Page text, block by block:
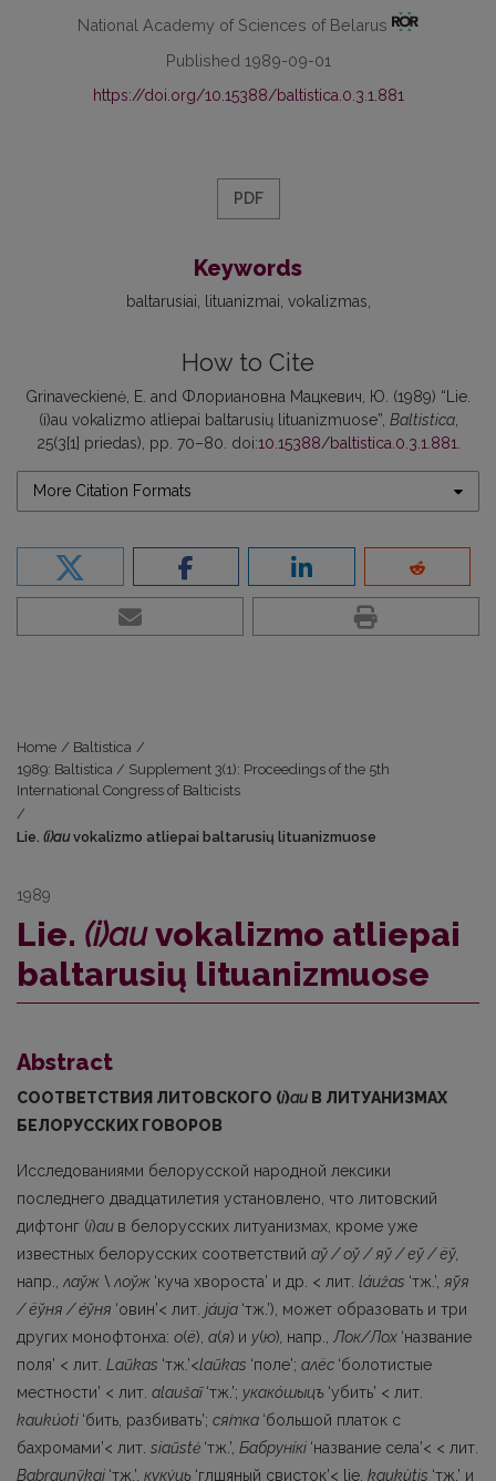
National Academy of Sciences of Belarus
Published 1989-09-01
https://doi.org/10.15388/baltistica.0.3.1.881
PDF
Keywords
baltarusiai lituanizmai vokalizmas
How to Cite
Grinaveckienė, E. and Флориановна Мацкевич, Ю. (1989) “Lie.
(i)au vokalizmo atliepai baltarusių lituanizmuose”, Baltistica,
25(3[1] priedas), pp. 70–80. doi:10.15388/baltistica.0.3.1.881
More Citation Formats
Home / Baltistica /
1989: Baltistica / Supplement 3(1): Proceedings of the 5th
International Congress of Balticists
/
Lie. (i)auvokalizmo atliepai baltarusių lituanizmuose
1989
Lie. (i)auvokalizmo atliepai
baltarusių lituanizmuose
Abstract
СООТВЕТСТВИЯ ЛИТОВСКОГО (i)au В ЛИТУАНИЗМАХ
БЕЛОРУССКИХ ГОВОРОВ
Исследованиями белорусской народной лексики
последнего двадцатилетия установлено, что литовский
дифтонг (i)au в белорусских литуанизмах, кроме уже
известных белорусских соответствий аў / оў / яў / еў / ёў,
напр., лаўж \ лоўж ‘куча хвороста’ и др. < лит. láužas ‘тж.’, я́ўя
/ ёўня / éўня ‘овин’< лит. jáuja ‘тж.’), может образовать и три
других монофтонха: о(ё), а(я) и у(ю) напр., Лок/Лох ‘название
поля’ < лит. Laũkas ‘тж.’<laũkas ‘поле’; алёс ‘болотистые
местности’ < лит. alaušaĩ‘тж.’; укакóшыцъ ‘убить’ < лит.
kaukúoti ‘бить, разбивать’; ся́тка ‘большой платок с
бахромами’< лит. siaũstė ‘тж.’, Бабрунíкi ‘название села’< < лит.
Babraunỹkai ‘тж.’, куку́ць ‘глшяный свисток’< lie. kaukùtis ‘тж.’ и